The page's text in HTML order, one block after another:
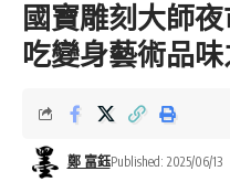
國寶雕刻大師
吃變身藝術品
鄭 富鈺Published: 2025/06/13